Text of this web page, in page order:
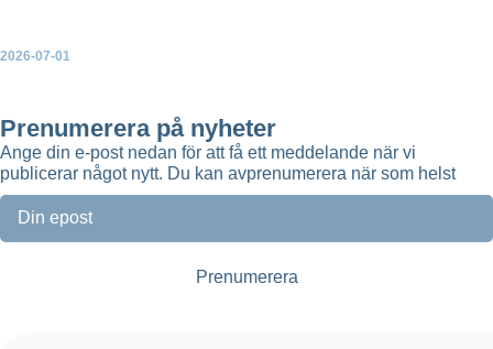
2026-07-01
Prenumerera på nyheter
Ange din e-post nedan för att få ett meddelande när vi
publicerar något nytt. Du kan avprenumerera när som helst